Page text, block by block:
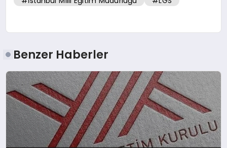
Benzer Haberler